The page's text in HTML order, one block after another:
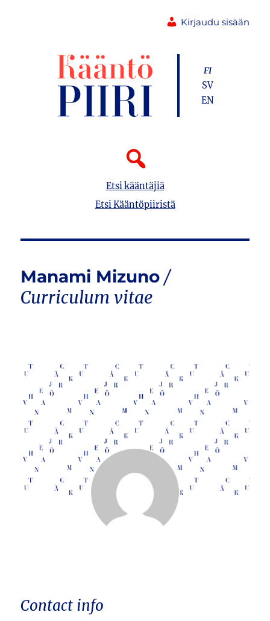
Kirjaudu sisään
Etsi kääntäjiä
Etsi Kääntöpiiristä
FI
SV
EN
Manami Mizuno
Contact info